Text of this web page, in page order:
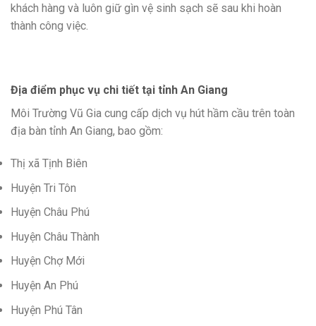
khách hàng và luôn giữ gìn vệ sinh sạch sẽ sau khi hoàn
thành công việc.
Địa điểm phục vụ chi tiết tại tỉnh An Giang
Môi Trường Vũ Gia cung cấp dịch vụ hút hầm cầu trên toàn
địa bàn tỉnh An Giang, bao gồm:
Thị xã Tịnh Biên
Huyện Tri Tôn
Huyện Châu Phú
Huyện Châu Thành
Huyện Chợ Mới
Huyện An Phú
Huyện Phú Tân